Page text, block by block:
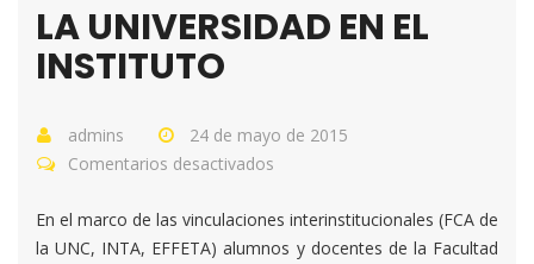
LA UNIVERSIDAD EN EL
INSTITUTO
admins
24 de mayo de 2015
Comentarios desactivados
UNIVERSIDAD
EN
En el marco de las vinculaciones interinstitucionales (FCA de
la UNC, INTA, EFFETA) alumnos y docentes de la Facultad